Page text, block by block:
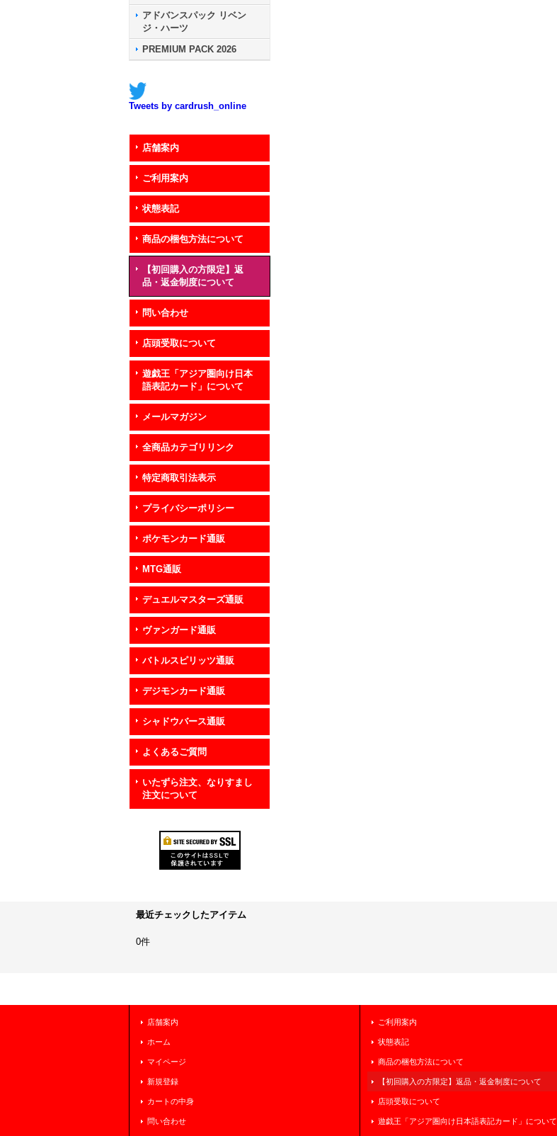
アドバンスパック リベン
ジ・ハーツ
PREMIUM PACK 2026
Tweets by cardrush_online
店舗案内
ご利用案内
状態表記
商品の梱包方法について
【初回購入の方限定】返
品・返金制度について
問い合わせ
店頭受取について
遊戯王「アジア圏向け日本
語表記カード」について
メールマガジン
全商品カテゴリリンク
特定商取引法表示
プライバシーポリシー
ポケモンカード通販
MTG通販
デュエルマスターズ通販
ヴァンガード通販
バトルスピリッツ通販
デジモンカード通販
シャドウバース通販
よくあるご質問
いたずら注文、なりすまし
注文について
最近チェックしたアイテム
0件
店舗案内
ホーム
マイページ
新規登録
カートの中身
問い合わせ
ご利用案内
状態表記
商品の梱包方法について
【初回購入の方限定】返品・返金制度について
店頭受取について
遊戯王「アジア圏向け日本語表記カード」について